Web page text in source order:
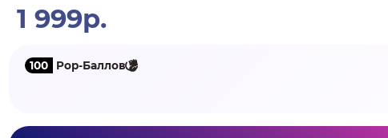
1 999р.
100 Pop-Баллов